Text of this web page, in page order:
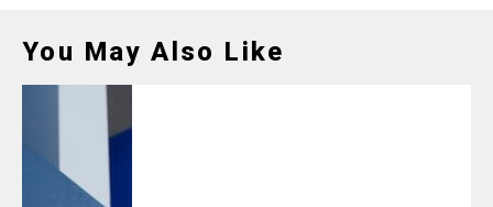
You May Also Like